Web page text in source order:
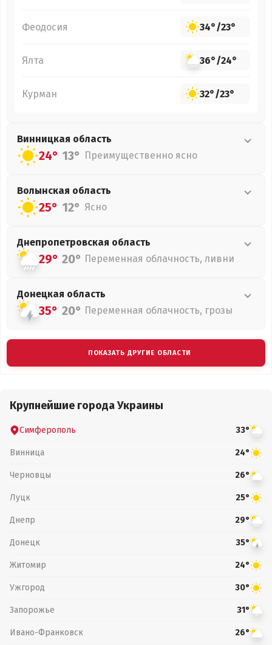
Феодосия 34°/23°
Ялта 36°/24°
Курман 32°/23°
Винницкая область
24° 13° Преимущественно ясно
Волынская область
25° 12° Ясно
Днепропетровская область
29° 20° Переменная облачность, ливни
Донецкая область
35° 20° Переменная облачность, грозы
ПОКАЗАТЬ ДРУГИЕ ОБЛАСТИ
Крупнейшие города Украины
Симферополь 33°
Винница 24°
Черновцы 26°
Луцк 25°
Днепр 29°
Донецк 35°
Житомир 24°
Ужгород 30°
Запорожье 31°
Ивано-Франковск 26°